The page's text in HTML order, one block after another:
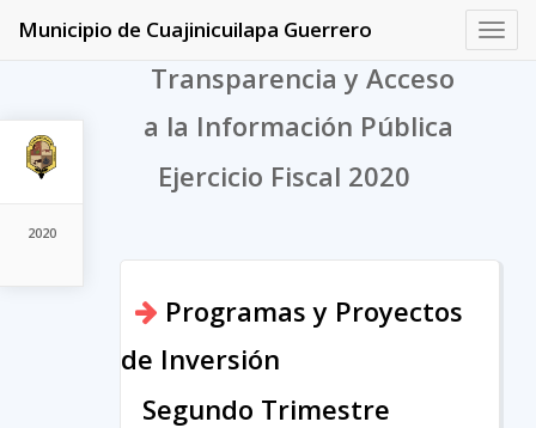
2020
Municipio de Cuajinicuilapa Guerrero
Transparencia y Acceso
a la Información Pública
Ejercicio Fiscal 2020
Programas y Proyectos
de Inversión
Segundo Trimestre